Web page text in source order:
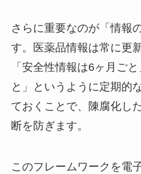
さらに重要なのが「情報
す。医薬品情報は常に更
「安全性情報は6ヶ月ご
と」というように定期的
ておくことで、陳腐化し
断を防ぎます。
このフレームワークを電